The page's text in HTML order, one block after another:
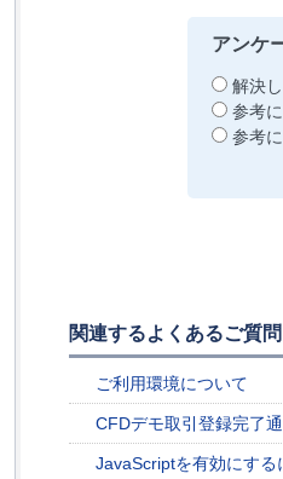
アンケ
解決
参考
参考
関連するよくあるご質問
ご利用環境について
CFDデモ取引登録完了
JavaScriptを有効にする